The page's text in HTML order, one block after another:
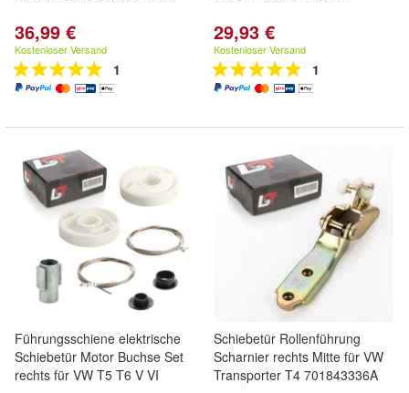
36,99 €
Kostenloser Versand
1
29,93 €
Kostenloser Versand
1
Führungsschiene elektrische
Schiebetür Motor Buchse Set
rechts für VW T5 T6 V VI
Schiebetür Rollenführung
Scharnier rechts Mitte für VW
Transporter T4 701843336A